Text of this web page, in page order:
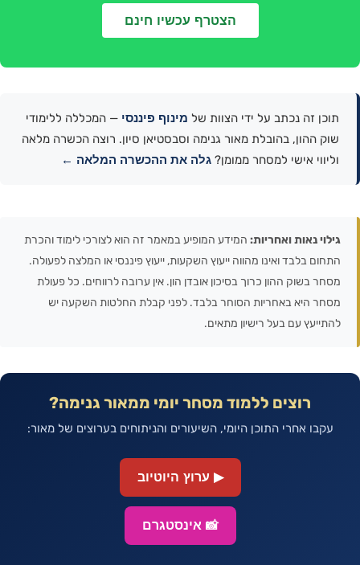
הצטרף עכשיו חינם
תוכן זה נכתב על ידי הצוות של מינוף פיננסי — המכללה ללימודי
שוק ההון, בהובלת מאור גנימה וסבסטיאן סיון. רוצה הכשרה מלאה
וליווי אישי למסחר ממומן? גלה את ההכשרה המלאה ←
גילוי נאות ואחריות: המידע המופיע במאמר זה הוא לצורכי לימוד והכרת
התחום בלבד ואינו מהווה ייעוץ השקעות, ייעוץ פיננסי או המלצה לפעולה.
מסחר בשוק ההון כרוך בסיכון אובדן הון. אין ערובה לרווחים. כל פעולת
מסחר היא באחריות הסוחר בלבד. לפני קבלת החלטות השקעה יש
להתייעץ עם בעל רישיון מתאים.
רוצים ללמוד מסחר יומי ממאור גנימה?
עקבו אחרי התוכן היומי, השיעורים והניתוחים בערוצים של מאור:
▶ ערוץ היוטיוב
📸 אינסטגרם